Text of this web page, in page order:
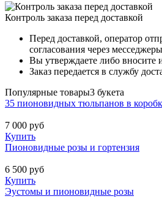
Контроль заказа перед доставкой
Перед доставкой, оператор
согласования через
Вы утверждаете либо вносите
Заказ передается в службу
Популярные товары3 букета
35 пионовидных тюльпанов в
7 000 руб
Купить
Пионовидные розы и гортензия
6 500 руб
Купить
Эустомы и пионовидные розы